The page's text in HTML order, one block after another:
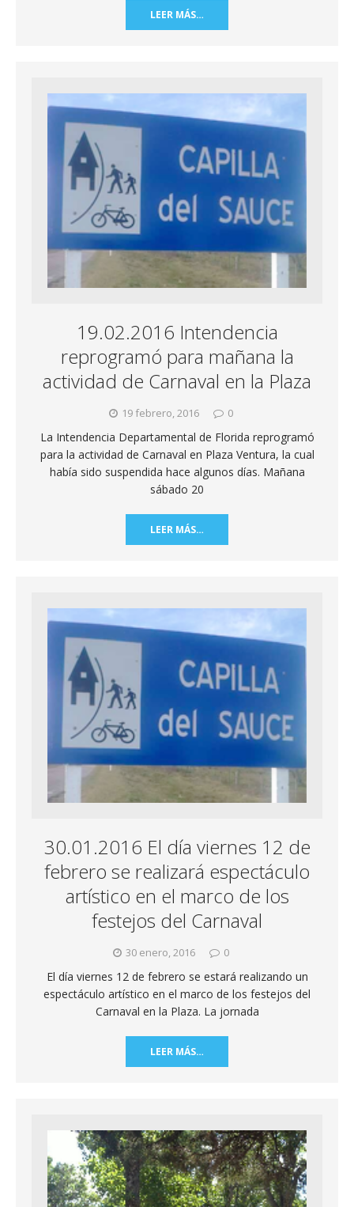
LEER MÁS…
19.02.2016 Intendencia
reprogramó para mañana la
actividad de Carnaval en la Plaza
19 febrero, 2016 0
La Intendencia Departamental de Florida reprogramó
para la actividad de Carnaval en Plaza Ventura, la cual
había sido suspendida hace algunos días. Mañana
sábado 20
LEER MÁS…
30.01.2016 El día viernes 12 de
febrero se realizará espectáculo
artístico en el marco de los
festejos del Carnaval
30 enero, 2016 0
El día viernes 12 de febrero se estará realizando un
espectáculo artístico en el marco de los festejos del
Carnaval en la Plaza. La jornada
LEER MÁS…